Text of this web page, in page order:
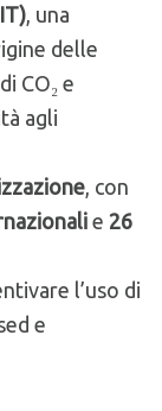
, una
delle
CO₂ e
agli
, con
e 26
l’uso di
e